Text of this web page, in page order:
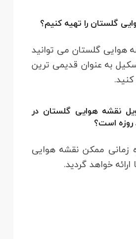
گلستان را تهیه کنیم؟
هوایی گلستان می توانید
به عنوان قدیمی ترین
نقشه هوایی گلستان در
است؟
زمانی ممکن نقشه هوایی
خواهد گردید.